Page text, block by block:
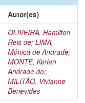
Autor(es)
OLIVEIRA, Hamilton
Reis de; LIMA,
Mônica de Andrade;
MONTE, Kerlen
Andrade do;
MILITÃO, Vivianne
Benevides